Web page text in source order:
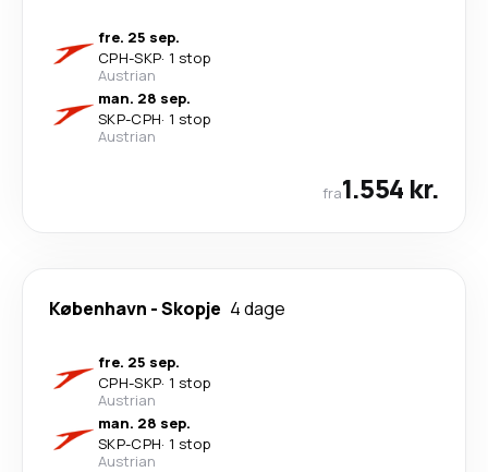
fre. 25 sep.
CPH-SKP· 1 stop
Austrian
man. 28 sep.
SKP-CPH· 1 stop
Austrian
fra1.554 kr.
København -Skopje 4 dage
fre. 25 sep.
CPH-SKP· 1 stop
Austrian
man. 28 sep.
SKP-CPH· 1 stop
Austrian